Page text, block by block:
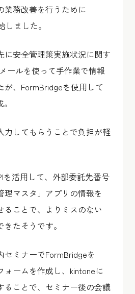
業務改善を行うために
ました。
に安全管理策実施状況に関す
ールを使って手作業で情報
が、FormBridgeを使用して
力してもらうことで負担が軽
を活用して、外部委託先番号
理マスタ」アプリの情報を
ることで、よりミスのない
たそうです。
セミナーでFormBridgeを
ォームを作成し、kintoneに
ることで、セミナー後の会議